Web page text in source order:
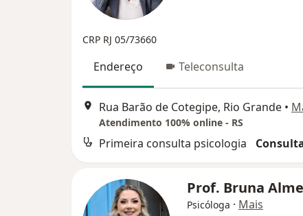
CRP RJ 05/73660
Endereço Teleconsulta
Rua Barão de Cotegipe, Rio Grande •
Atendimento 100% online - RS
Primeira consulta psicologia
Prof. Bruna
Psicóloga · Mais